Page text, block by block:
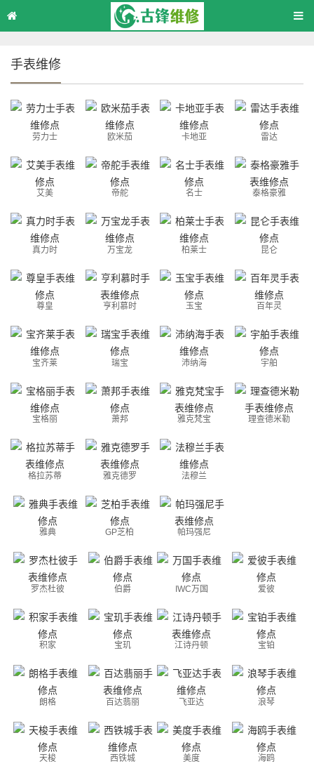
手表维修
劳力士 欧米茄 卡地亚 雷达
艾美 帝舵 名士 泰格豪雅
真力时 万宝龙 柏莱士 昆仑
尊皇 亨利慕时 玉宝 百年灵
宝齐莱 瑞宝 沛纳海 宇舶
宝格丽 萧邦 雅克梵宝 理查德米勒
格拉苏蒂 雅克德罗 法穆兰
雅典 GP芝柏 帕玛强尼
罗杰杜彼 伯爵 IWC万国 爱彼
积家 宝玑 江诗丹顿 宝铂
朗格 百达翡丽 飞亚达 浪琴
天梭 西铁城 美度 海鸥